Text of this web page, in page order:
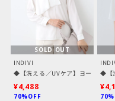
クリックして簡単に追加できま
[おすすめPOINT]
お得な情報をGETできます！！
POINT.1
再入荷通知や、値下げ情報・
SOLD OUT
INDIVI
◆【洗える／UVケア】ヨークフリ
¥4,488
70%OFF
◆【